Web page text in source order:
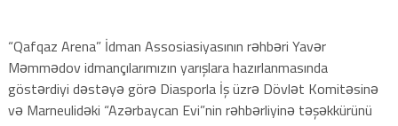
“Qafqaz Arena” İdman Assosiasiyasının rəhbəri Yavər
Məmmədov idmançılarımızın yarışlara hazırlanmasında
göstərdiyi dəstəyə görə Diasporla İş üzrə Dövlət Komitəsinə
və Marneulidəki “Azərbaycan Evi”nin rəhbərliyinə təşəkkürünü